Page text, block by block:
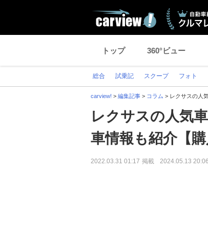
トップ 360°ビュー
総合 試乗記 スクープ フォト
carview! > 編集記事 > コラム > レクサスの人
レクサスの人気
車情報も紹介【購
2022.03.31 01:17 掲載 2024.05.13 20:06